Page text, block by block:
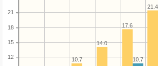
12
15
18
21
21.4
17.6
14.0
10.7 10.7